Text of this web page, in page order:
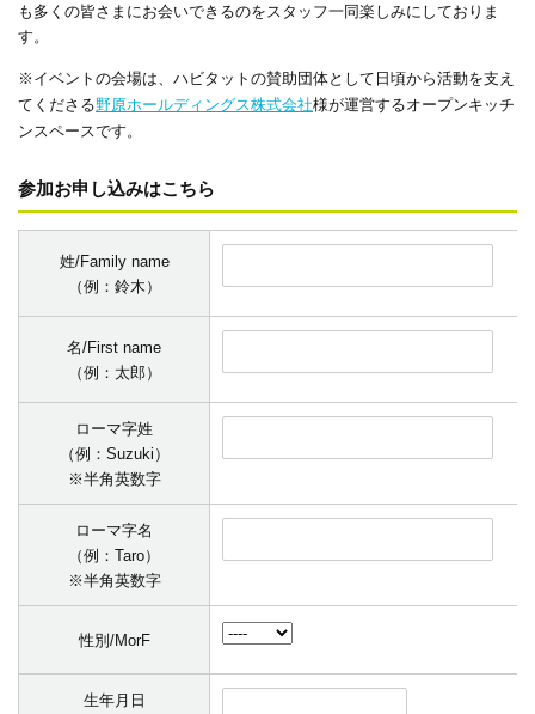
も多くの皆さまにお会いできるのをスタッフ一同楽しみにしておりま
す。
※イベントの会場は、ハビタットの賛助団体として日頃から活動を支え
てくださる野原ホールディングス株式会社様が運営するオープンキッチ
ンスペースです。
参加お申し込みはこちら
姓/Family name
（例：鈴木）
名/First name
（例：太郎）
ローマ字姓
（例：Suzuki）
※半角英数字
ローマ字名
（例：Taro）
※半角英数字
性別/MorF
生年月日